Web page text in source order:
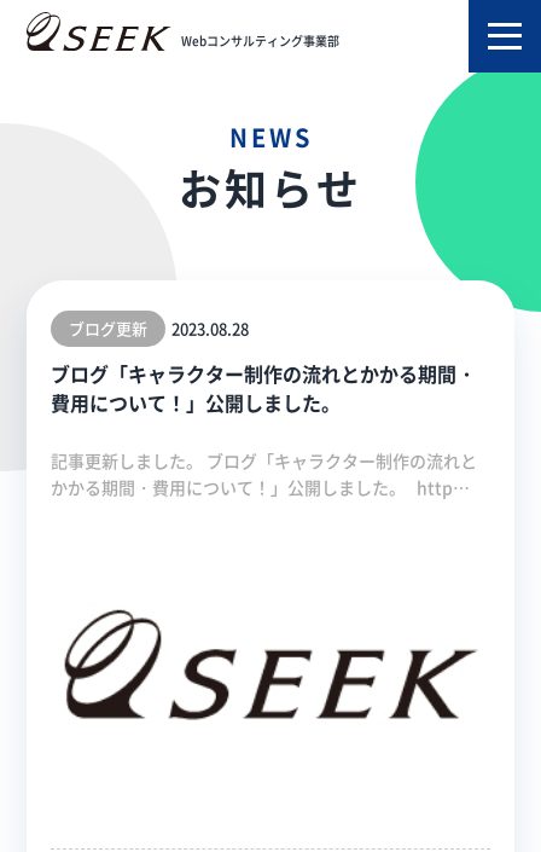
Webコンサルティング事業部
TOP
NEWS
お知らせ
ブログ更新 2023.08.28
ブログ「キャラクター制作の流れとかかる期間・
費用について！」公開しました。
記事更新しました。 ブログ「キャラクター制作の流れと
かかる期間・費用について！」公開しました。 http…